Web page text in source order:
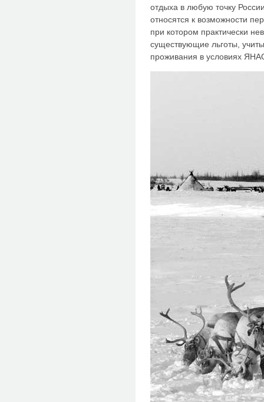
отдыха в любую точку
относятся к возможности
при котором практически
существующие льготы,
проживания в условиях